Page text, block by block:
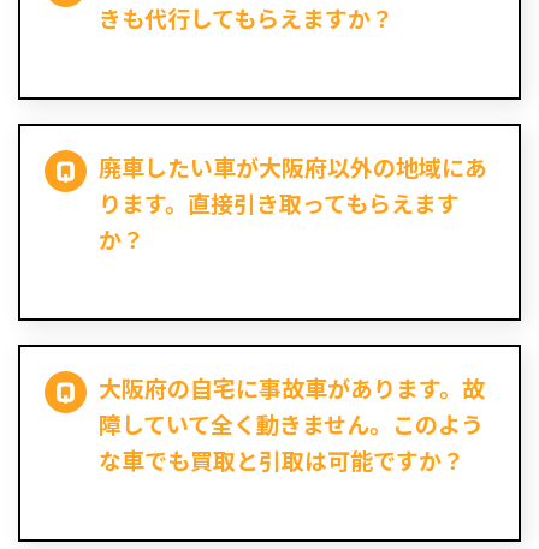
きも代行してもらえますか？
廃車したい車が大阪府以外の地域にあ
ります。直接引き取ってもらえます
か？
大阪府の自宅に事故車があります。故
障していて全く動きません。このよう
な車でも買取と引取は可能ですか？